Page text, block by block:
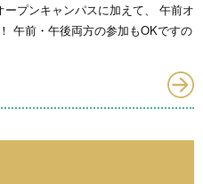
プンキャンパスに加えて、 午前オ
午前・午後両方の参加もOKですの